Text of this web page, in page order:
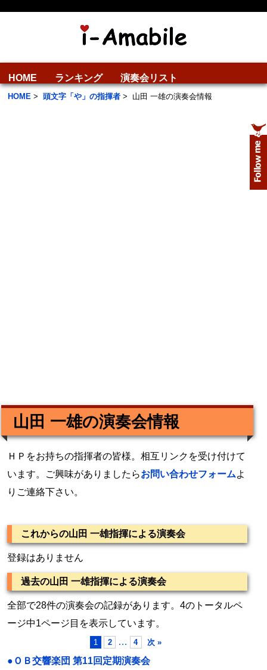
HOME ランキング 演奏会リスト
HOME > 頭文字「や」の指揮者 > 山田 一雄の演奏会情報
山田 一雄の演奏会情報
ＨＰをお持ちの指揮者の皆様。相互リンクを受け付けて
います。ご興味がありましたらお問い合わせフォームよ
りご連絡下さい。
これからの山田 一雄指揮による演奏会
登録はありません
過去の山田 一雄指揮による演奏会
全部で28件の演奏会の記録があります。4のトータルペ
ージ中1ページ目を表示しています。
1 2 … 4 次 »
●ＯＢ交響楽団 第11回定期演奏会